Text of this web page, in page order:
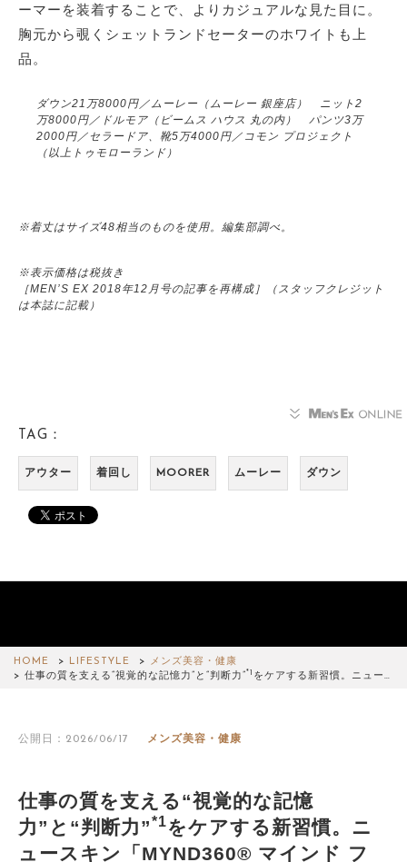
ーマーを装着することで、よりカジュアルな見た目に。
胸元から覗くシェットランドセーターのホワイトも上
品。
ダウン21万8000円／ムーレー（ムーレー 銀座店） ニット2
万8000円／ドルモア（ビームス ハウス 丸の内） パンツ3万
2000円／セラードア、靴5万4000円／コモン プロジェクト
（以上トゥモローランド）
※着丈はサイズ48相当のものを使用。編集部調べ。
※表示価格は税抜き
［MEN’S EX 2018年12月号の記事を再構成］（スタッフクレジット
は本誌に記載）
TAG：
アウター 着回し MOORER ムーレー ダウン
HOME LIFESTYLE
メンズ美容・健康
仕事の質を支える“視覚的な記憶力”と“判断力”*1 をケアする新習慣。ニュー…
公開日：2026/06/17 メンズ美容・健康
仕事の質を支える“視覚的な記憶
力”と“判断力”*1をケアする新習慣。ニ
ュースキン「MYND360® マインド フ